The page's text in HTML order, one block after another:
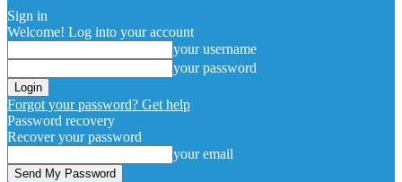
Sign in
Welcome! Log into your account
your username
your password
Forgot your password? Get help
Password recovery
Recover your password
your email